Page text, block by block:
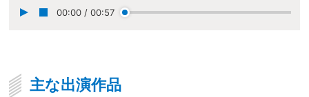
00:00 / 00:57
主な出演作品